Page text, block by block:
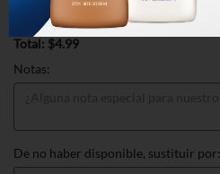
Total: $4.99
Notas:
De no haber disponible, sustituir por: